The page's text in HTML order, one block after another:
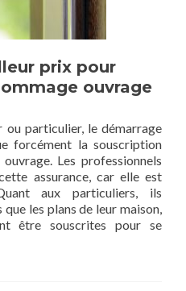
prix pour
ouvrage
ou particulier, le démarrage
forcément la souscription
ouvrage. Les professionnels
assurance, car elle est
aux particuliers, ils
les plans de leur maison,
être souscrites pour se